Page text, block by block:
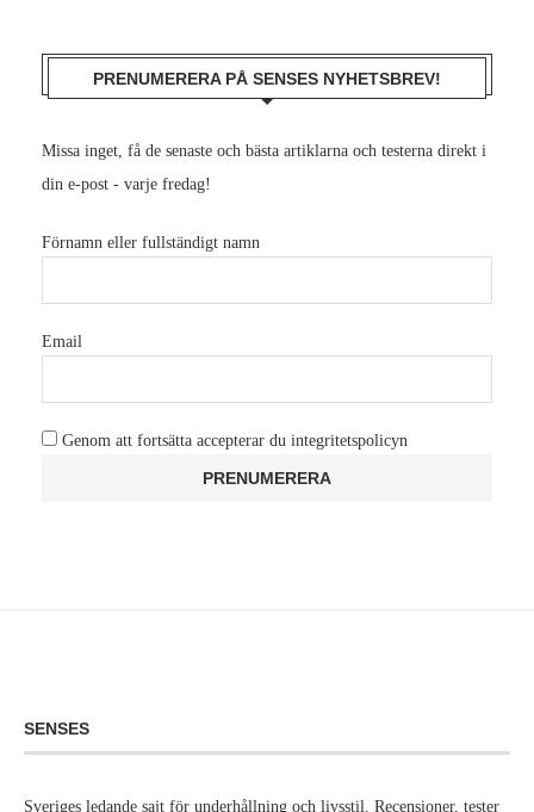
PRENUMERERA PÅ SENSES NYHETSBREV!
Missa inget, få de senaste och bästa artiklarna och testerna direkt i
din e-post - varje fredag!
Förnamn eller fullständigt namn
Email
Genom att fortsätta accepterar du integritetspolicyn
SENSES
Sveriges ledande sajt för underhållning och livsstil. Recensioner, tester